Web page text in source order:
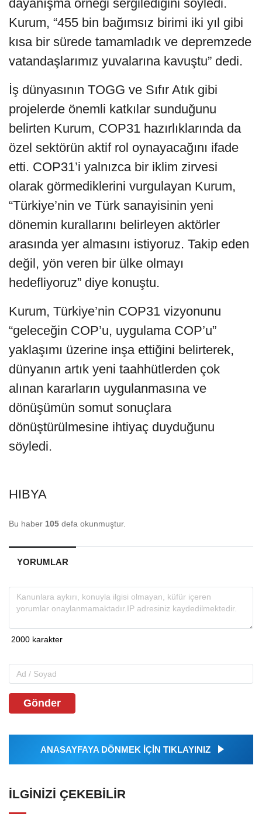
dayanışma örneği sergilediğini söyledi.
Kurum, “455 bin bağımsız birimi iki yıl gibi
kısa bir sürede tamamladık ve depremzede
vatandaşlarımız yuvalarına kavuştu” dedi.
İş dünyasının TOGG ve Sıfır Atık gibi
projelerde önemli katkılar sunduğunu
belirten Kurum, COP31 hazırlıklarında da
özel sektörün aktif rol oynayacağını ifade
etti. COP31’i yalnızca bir iklim zirvesi
olarak görmediklerini vurgulayan Kurum,
“Türkiye’nin ve Türk sanayisinin yeni
dönemin kurallarını belirleyen aktörler
arasında yer almasını istiyoruz. Takip eden
değil, yön veren bir ülke olmayı
hedefliyoruz” diye konuştu.
Kurum, Türkiye’nin COP31 vizyonunu
“geleceğin COP’u, uygulama COP’u”
yaklaşımı üzerine inşa ettiğini belirterek,
dünyanın artık yeni taahhütlerden çok
alınan kararların uygulanmasına ve
dönüşümün somut sonuçlara
dönüştürülmesine ihtiyaç duyduğunu
söyledi.
HIBYA
Bu haber 105 defa okunmuştur.
YORUMLAR
Gönder
ANASAYFAYA DÖNMEK İÇİN TIKLAYINIZ
İLGINIZI ÇEKEBILIR